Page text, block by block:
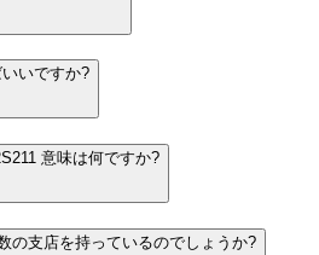
いですか?
意味は何ですか?
の支店を持っているのでしょうか?